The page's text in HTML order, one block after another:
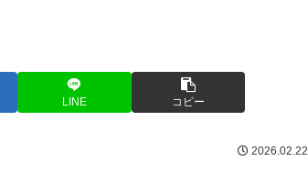
LINE コピー
2026.02.22